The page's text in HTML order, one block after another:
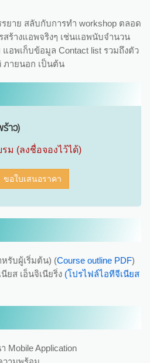
ยาย สลับกับการทำ workshop ตลอด
สร้างแอพจริงๆ เช่นแอพนับจำนวน
อพเก็บข้อมูล Contact list รวมถึงตัว
ภายนอก เป็นต้น
าว)
ม (ลงชื่อจองไว้ได้)
ขอใบเสนอราคา
หรับผู้เริ่มต้น) (Course outline PDF)
ยส เอ็นจิเนียริ่ง (โปรไฟล์ไอทีจีเนียส
Application